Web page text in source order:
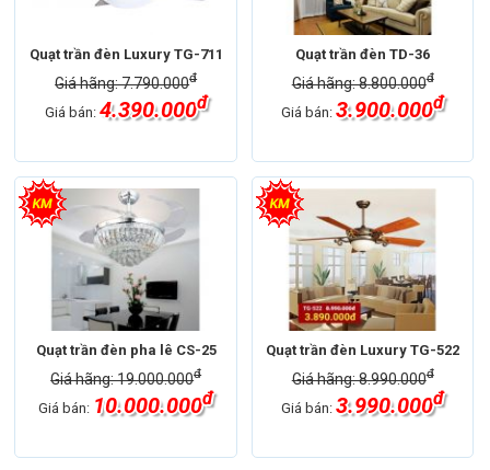
Quạt trần đèn Luxury TG-711
Giá hãng: 7.790.000đ
Giá bán: 4.390.000đ
Quạt trần đèn TD-36
Giá hãng: 8.800.000đ
Giá bán:3.900.000đ
Quạt trần đèn pha lê CS-25
Giá hãng: 19.000.000đ
Giá bán: 10.000.000đ
Quạt trần đèn Luxury TG-522
Giá hãng: 8.990.000đ
Giá bán:3.990.000đ